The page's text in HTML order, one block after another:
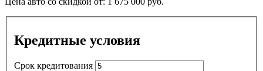
Кредитные условия
Срок кредитования